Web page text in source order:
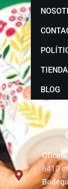
6410
TIENDA
BLOG